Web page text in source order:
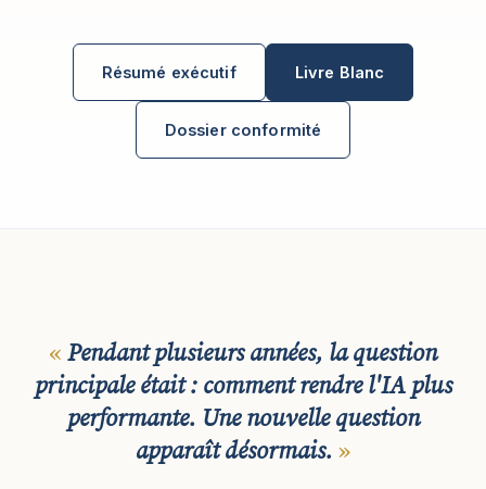
Résumé exécutif Livre Blanc
Dossier conformité
Pendant plusieurs années, la question
principale était : comment rendre l'IA plus
performante. Une nouvelle question
apparaît désormais.